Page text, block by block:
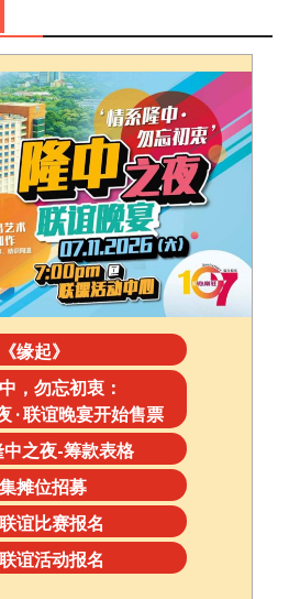
《缘起》
，勿忘初衷：
· 联谊晚宴开始售票
中之夜-筹款表格
摊位招募
谊比赛报名
谊活动报名